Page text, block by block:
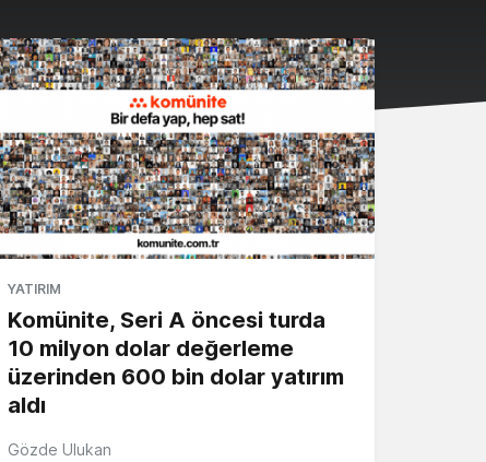
YATIRIM
Komünite, Seri A öncesi turda
10 milyon dolar değerleme
üzerinden 600 bin dolar yatırım
aldı
Gözde Ulukan